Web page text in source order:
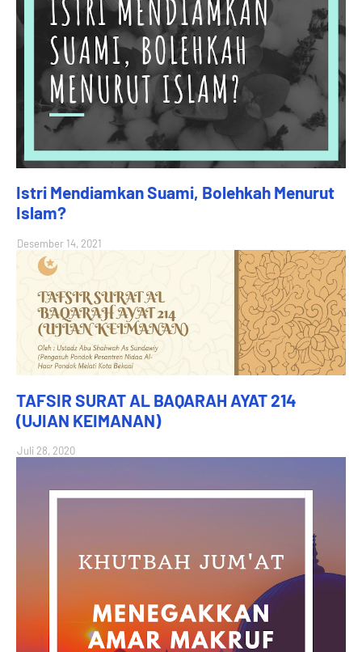
Istri Mendiamkan Suami, Bolehkah Menurut
Islam?
Desember 14, 2021
TAFSIR SURAT AL BAQARAH AYAT 214
(UJIAN KEIMANAN)
Juli 28, 2020